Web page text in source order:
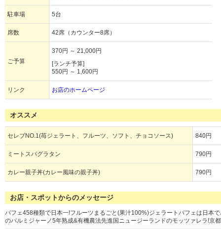
駐車場 5台
席数 42席（カウンター8席）
ご予算
370円 ～ 21,000円
[ランチ予算]
550円 ～ 1,600円
リンク お店のホームページ
オススメ
セレブNO.1(苺ジェラート、フルーツ、ソフト、チョコソース) 840円
ミートスパグラタン 790円
カレー親子丼(カレー風味の親子丼) 790円
お店・スポットからのメッセージ
パフェ458種類で日本一!フルーツまるごと(果汁100%)ジェラートパフェは日本
のパルミジャーノ5年熟成&有機農法先進国ニュージーランドのモッツァレラ!京